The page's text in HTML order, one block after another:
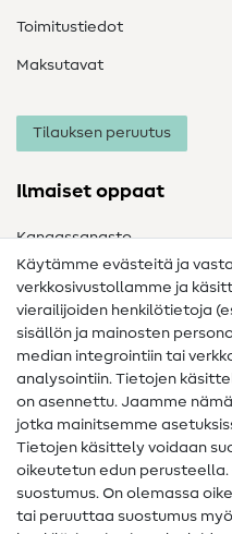
Toimitustiedot
Maksutavat
Tilauksen peruutus
Ilmaiset oppaat
Kangassanasto
Ompelusanasto
Ompeluohjeet
Apua ja yhteystiedot
Yhteystiedot
Tietoa
Peruutusoikeus
Käytämme evästeitä ja
verkkosivustollamme ja
vierailijoiden henkilötietoja
sisällön ja mainosten
median integrointiin tai
analysointiin. Tietojen
on asennettu. Jaamme
jotka mainitsemme
Tietojen käsittely voidaan
oikeutetun edun
suostumus. On olemassa
tai peruuttaa suostumus